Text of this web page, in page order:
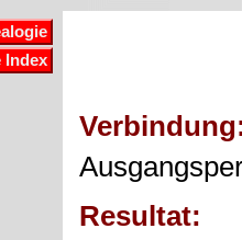
Index
Resultat: